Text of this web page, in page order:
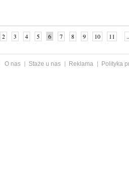
2 3 4 5 6 7 8 9 10 11
O nas Staże u nas Reklama
Polityka